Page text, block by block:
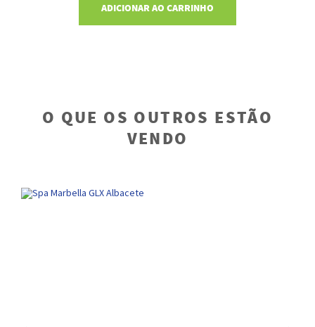
ADICIONAR AO CARRINHO
O QUE OS OUTROS ESTÃO
VENDO